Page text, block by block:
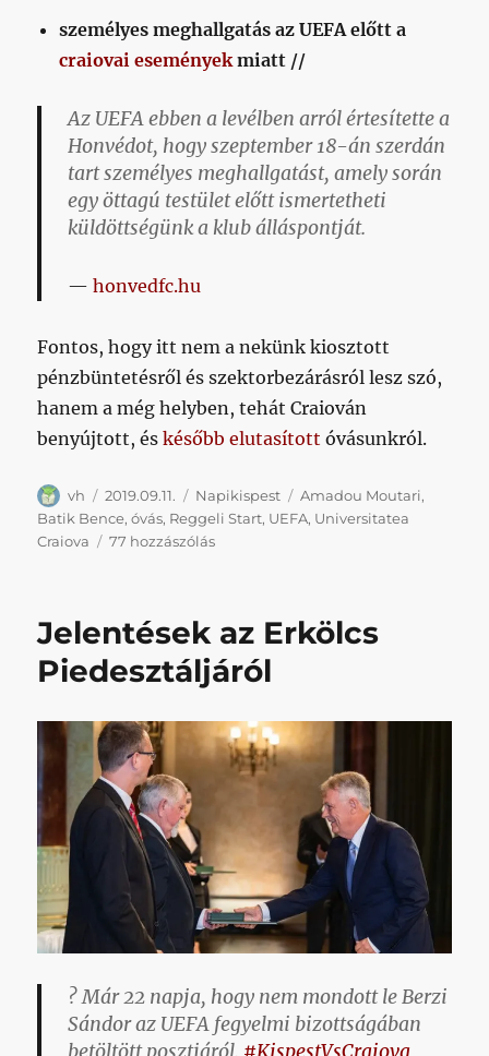
személyes meghallgatás az UEFA előtt a
craiovai eseményekmiatt //
Az UEFA ebben a levélben arról értesítette a
Honvédot, hogy szeptember 18-án szerdán
tart személyes meghallgatást, amely során
egy öttagú testület előtt ismertetheti
küldöttségünk a klub álláspontját.
honvedfc.hu
Fontos, hogy itt nem a nekünk kiosztott
pénzbüntetésről és szektorbezárásról lesz szó,
hanem a még helyben, tehát Craiován
benyújtott, éskésőbb elutasított óvásunkról.
Szerző
vh Közzétéve
2019.09.11. Kategória
Napikispest Címke
Amadou Moutari,
Batik Bence,óvás, Reggeli Start, UEFA, Universitatea
Craiova
77 hozzászólásNapikispest
Jelentések az Erkölcs
Piedesztáljáról
? Már 22 napja, hogy nem mondott le Berzi
Sándor az UEFA fegyelmi bizottságában